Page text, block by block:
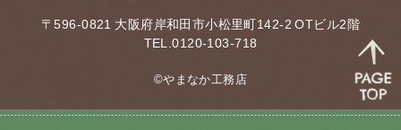
〒596-0821 大阪府岸和田市小松里町142-2 OTビル2階
TEL.0120-103-718
©やまなか工務店